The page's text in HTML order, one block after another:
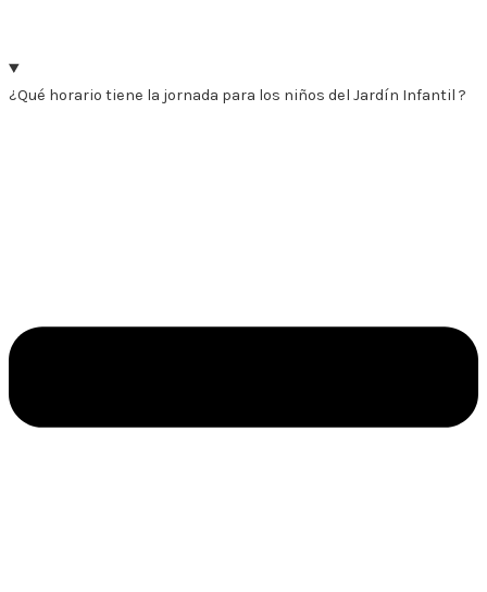
¿Qué horario tiene la jornada para los niños del Jardín Infantil ?